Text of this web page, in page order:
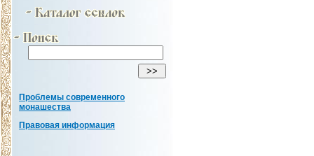
Проблемы современного
монашества
Правовая информация